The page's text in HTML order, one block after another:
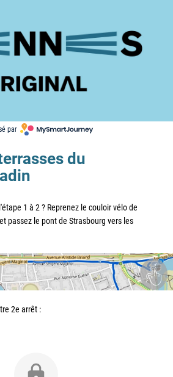
par
du
1 à 2 ? Reprenez le couloir vélo de
passez le pont de Strasbourg vers les
2e arrêt :